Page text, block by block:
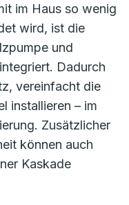
im Haus so wenig
wird, ist die
und
Dadurch
vereinfacht die
installieren – im
Zusätzlicher
können auch
Kaskade